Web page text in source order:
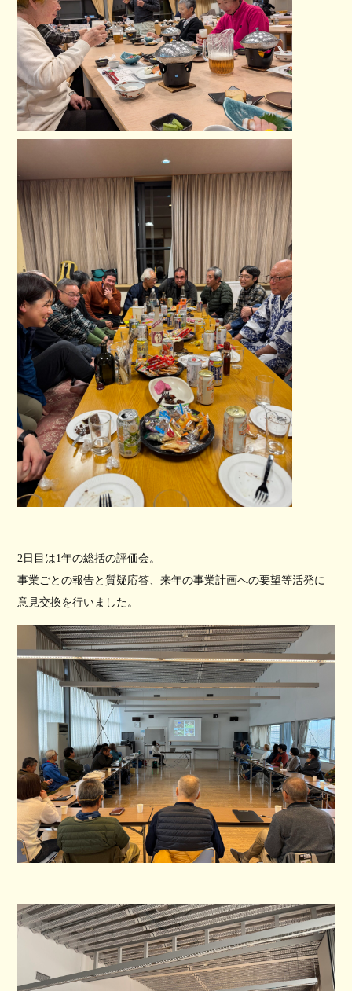
2日目は1年の総括の評価会。
事業ごとの報告と質疑応答、来年の事業計画への要望等活発に
意見交換を行いました。